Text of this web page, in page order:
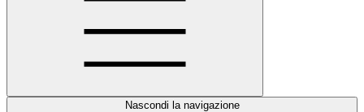
Nascondi la navigazione